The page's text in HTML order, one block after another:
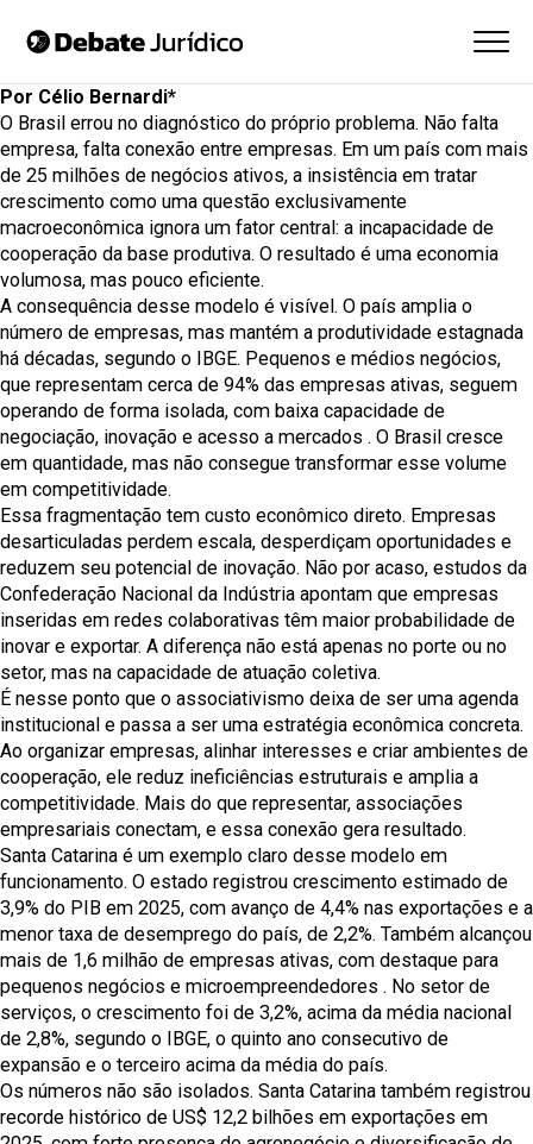
Por Célio Bernardi*
O Brasil errou no diagnóstico do próprio problema. Não falta
empresa, falta conexão entre empresas. Em um país com mais
de 25 milhões de negócios ativos, a insistência em tratar
crescimento como uma questão exclusivamente
macroeconômica ignora um fator central: a incapacidade de
cooperação da base produtiva. O resultado é uma economia
volumosa, mas pouco eficiente.
A consequência desse modelo é visível. O país amplia o
número de empresas, mas mantém a produtividade estagnada
há décadas, segundo o IBGE. Pequenos e médios negócios,
que representam cerca de 94% das empresas ativas, seguem
operando de forma isolada, com baixa capacidade de
negociação, inovação e acesso a mercados . O Brasil cresce
em quantidade, mas não consegue transformar esse volume
em competitividade.
Essa fragmentação tem custo econômico direto. Empresas
desarticuladas perdem escala, desperdiçam oportunidades e
reduzem seu potencial de inovação. Não por acaso, estudos da
Confederação Nacional da Indústria apontam que empresas
inseridas em redes colaborativas têm maior probabilidade de
inovar e exportar. A diferença não está apenas no porte ou no
setor, mas na capacidade de atuação coletiva.
É nesse ponto que o associativismo deixa de ser uma agenda
institucional e passa a ser uma estratégia econômica concreta.
Ao organizar empresas, alinhar interesses e criar ambientes de
cooperação, ele reduz ineficiências estruturais e amplia a
competitividade. Mais do que representar, associações
empresariais conectam, e essa conexão gera resultado.
Santa Catarina é um exemplo claro desse modelo em
funcionamento. O estado registrou crescimento estimado de
3,9% do PIB em 2025, com avanço de 4,4% nas exportações e a
menor taxa de desemprego do país, de 2,2%. Também alcançou
mais de 1,6 milhão de empresas ativas, com destaque para
pequenos negócios e microempreendedores . No setor de
serviços, o crescimento foi de 3,2%, acima da média nacional
de 2,8%, segundo o IBGE, o quinto ano consecutivo de
expansão e o terceiro acima da média do país.
Os números não são isolados. Santa Catarina também registrou
recorde histórico de US$ 12,2 bilhões em exportações em